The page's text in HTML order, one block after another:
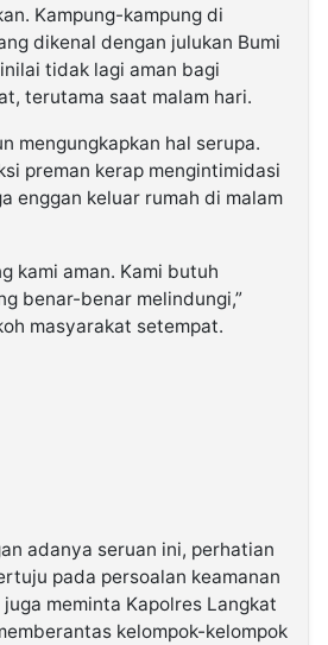
Kampung-kampung di
dikenal dengan julukan Bumi
tidak lagi aman bagi
terutama saat malam hari.
mengungkapkan hal serupa.
preman kerap mengintimidasi
enggan keluar rumah di malam
kami aman. Kami butuh
benar-benar melindungi,”
masyarakat setempat.
adanya seruan ini, perhatian
pada persoalan keamanan
meminta Kapolres Langkat
kelompok-kelompok